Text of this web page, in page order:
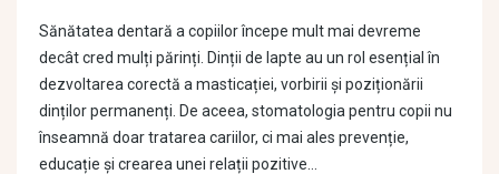
Sănătatea dentară a copiilor începe mult mai devreme
decât cred mulți părinți. Dinții de lapte au un rol esențial în
dezvoltarea corectă a masticației, vorbirii și poziționării
dinților permanenți. De aceea, stomatologia pentru copii nu
înseamnă doar tratarea cariilor, ci mai ales prevenție,
educație și crearea unei relații pozitive…